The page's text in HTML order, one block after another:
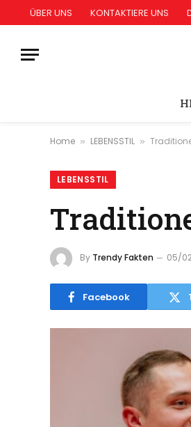
ÜBER UNS KONTAKTIERE UNS
Home » LEBENSSTIL »
LEBENSSTIL
By Trendy Fakten 05/
Facebook